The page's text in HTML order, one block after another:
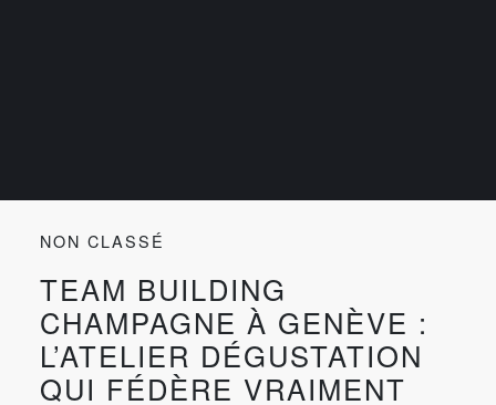
NON CLASSÉ
TEAM BUILDING
CHAMPAGNE À GENÈVE :
L’ATELIER DÉGUSTATION
QUI FÉDÈRE VRAIMENT